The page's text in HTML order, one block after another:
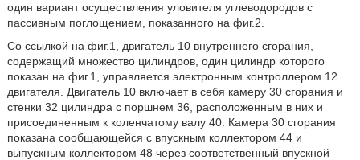
один вариант осуществления уловителя углеводородов с
пассивным поглощением, показанного на фиг.2.
Со ссылкой на фиг.1, двигатель 10 внутреннего сгорания,
содержащий множество цилиндров, один цилиндр которого
показан на фиг.1, управляется электронным контроллером 12
двигателя. Двигатель 10 включает в себя камеру 30 сгорания и
стенки 32 цилиндра с поршнем 36, расположенным в них и
присоединенным к коленчатому валу 40. Камера 30 сгорания
показана сообщающейся с впускным коллектором 44 и
выпускным коллектором 48 через соответственный впускной